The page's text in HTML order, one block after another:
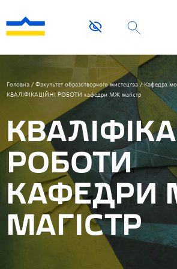
Головна / Факультет образотворчого мистецтва /Кафедра
КВАЛІФІКАЦІЙНІ РОБОТИ кафедри МЖ магістр
РОБОТИ
КАФЕДРИ
МАГІСТР